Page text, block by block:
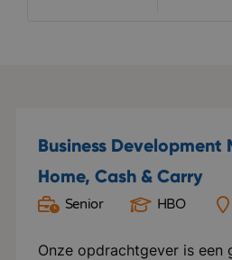
Business Development
Home, Cash & Carry
Senior HBO
Onze opdrachtgever is een